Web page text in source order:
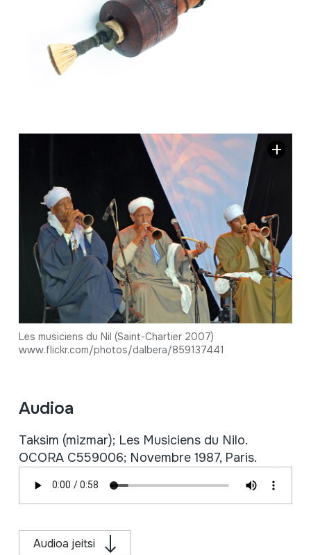
Les musiciens du Nil (Saint-Chartier 2007)
www.flickr.com/photos/dalbera/859137441
Audioa
Taksim (mizmar); Les Musiciens du Nilo.
OCORA C559006; Novembre 1987, Paris.
Audioa jeitsi